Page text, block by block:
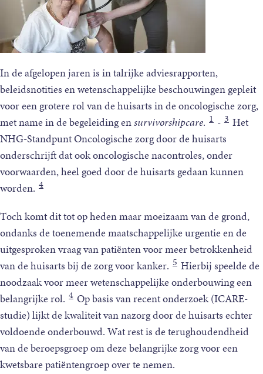
is
voldoende
wetenschappelijke
onderbouwing
dat
oncologische
huisarts
dezelfde
kwaliteit
is
als
nacontrole
door
specialist.
In de afgelopen jaren is in talrijke adviesrapporten,
beleidsnotities en wetenschappelijke beschouwingen gepleit
voor een grotere rol van de huisarts in de oncologische zorg,
met name in de begeleiding ensurvivorshipcare. 1 - 3 Het
NHG-Standpunt Oncologische zorg door de huisarts
onderschrijft dat ook oncologische nacontroles, onder
voorwaarden, heel goed door de huisarts gedaan kunnen
worden. 4
Toch komt dit tot op heden maar moeizaam van de grond,
ondanks de toenemende maatschappelijke urgentie en de
uitgesproken vraag van patiënten voor meer betrokkenheid
van de huisarts bij de zorg voor kanker. 5 Hierbij speelde de
noodzaak voor meer wetenschappelijke onderbouwing een
belangrijke rol. 4 Op basis van recent onderzoek (ICARE-
studie) lijkt de kwaliteit van nazorg door de huisarts echter
voldoende onderbouwd. Wat rest is de terughoudendheid
van de beroepsgroep om deze belangrijke zorg voor een
kwetsbare patiëntengroep over te nemen.